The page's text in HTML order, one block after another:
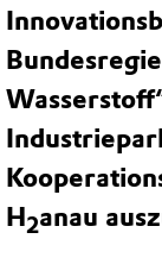
H2anau